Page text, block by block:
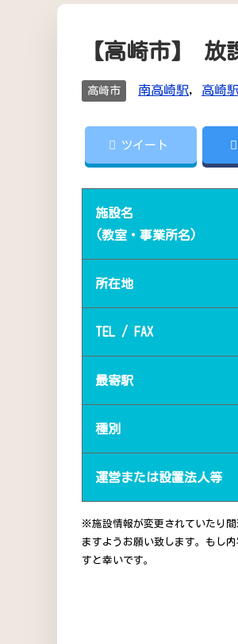
【高崎市】 放
高崎市 南高崎駅, 高崎
ツイート
施設名
(教室・事業所名)
所在地
TEL / FAX
最寄駅
種別
運営または設置法人等
※施設情報が変更されていたり
ますようお願い致します。もし
すと幸いです。